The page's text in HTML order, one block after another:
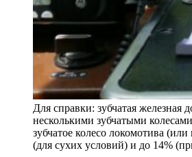
Для справки: зубчатая
несколькими зубчатыми
зубчатое колесо локомотива
(для сухих условий) и до 14%